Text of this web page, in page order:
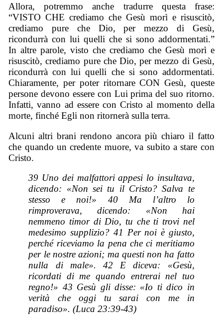
Allora, potremmo anche tradurre questa frase:
“VISTO CHE crediamo che Gesù morì e risuscitò,
crediamo pure che Dio, per mezzo di Gesù,
ricondurrà con lui quelli che si sono addormentati.”
In altre parole, visto che crediamo che Gesù morì e
risuscitò, crediamo pure che Dio, per mezzo di Gesù,
ricondurrà con lui quelli che si sono addormentati.
Chiaramente, per poter ritornare CON Gesù, queste
persone devono essere con Lui prima del suo ritorno.
Infatti, vanno ad essere con Cristo al momento della
morte, finché Egli non ritornerà sulla terra.
Alcuni altri brani rendono ancora più chiaro il fatto
che quando un credente muore, va subito a stare con
Cristo.
39 Uno dei malfattori appesi lo insultava,
dicendo: «Non sei tu il Cristo? Salva te
stesso e noi!» 40 Ma l’altro lo
rimproverava, dicendo: «Non hai
nemmeno timor di Dio, tu che ti trovi nel
medesimo supplizio? 41 Per noi è giusto,
perché riceviamo la pena che ci meritiamo
per le nostre azioni; ma questi non ha fatto
nulla di male». 42 E diceva: «Gesù,
ricordati di me quando entrerai nel tuo
regno!» 43 Gesù gli disse: «Io ti dico in
verità che oggi tu sarai con me in
paradiso». (Luca 23:39-43)